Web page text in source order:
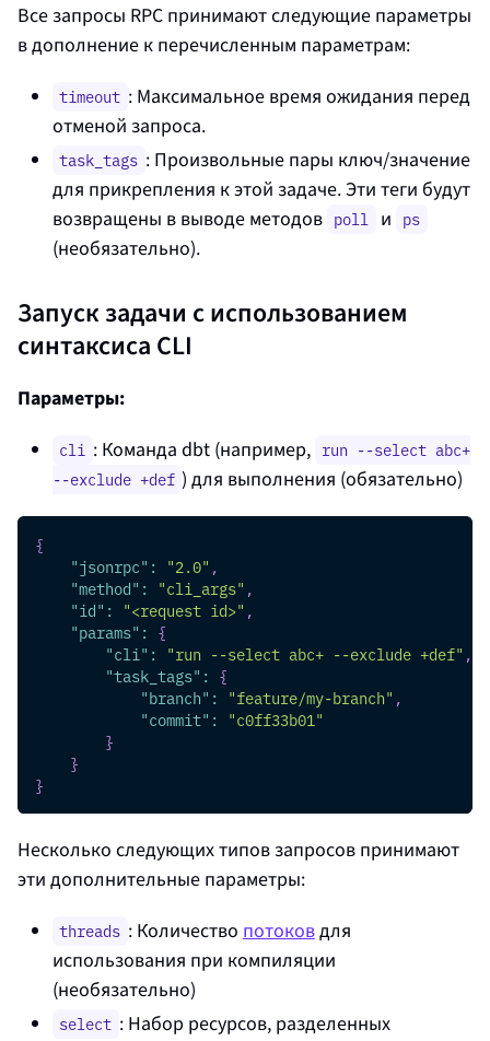
Все запросы RPC принимают следующие параметры
в дополнение к перечисленным параметрам:
timeout : Максимальное время ожидания перед
отменой запроса.
task_tags : Произвольные пары ключ/значение
для прикрепления к этой задаче. Эти теги будут
возвращены в выводе методов poll и ps
(необязательно).
Запуск задачи с использованием
синтаксиса CLI
Параметры:
cli : Команда dbt (например, run --select abc+
--exclude +def ) для выполнения (обязательно)
{
"jsonrpc" : "2.0" ,
"method" : "cli_args" ,
"id" : "<request id>" ,
"params" : {
"cli" : "run --select abc+ --exclude +def" ,
"task_tags" : {
"branch" : "feature/my-branch" ,
"commit" :
"c0ff33b01"
}
}
}
Несколько следующих типов запросов принимают
эти дополнительные параметры:
threads : Количество потоковдля
использования при компиляции
(необязательно)
select : Набор ресурсов, разделенных